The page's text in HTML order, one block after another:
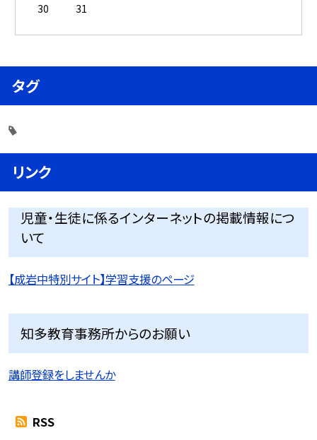
30
31
タグ
リンク
児童・生徒に係るインターネットの掲載情報につ
いて
【成岩中特別サイト】学習支援のページ
知多教育事務所からのお願い
講師登録をしませんか
RSS